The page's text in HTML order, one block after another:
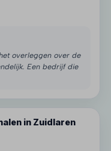
overleggen over de
Een bedrijf die
in Zuidlaren